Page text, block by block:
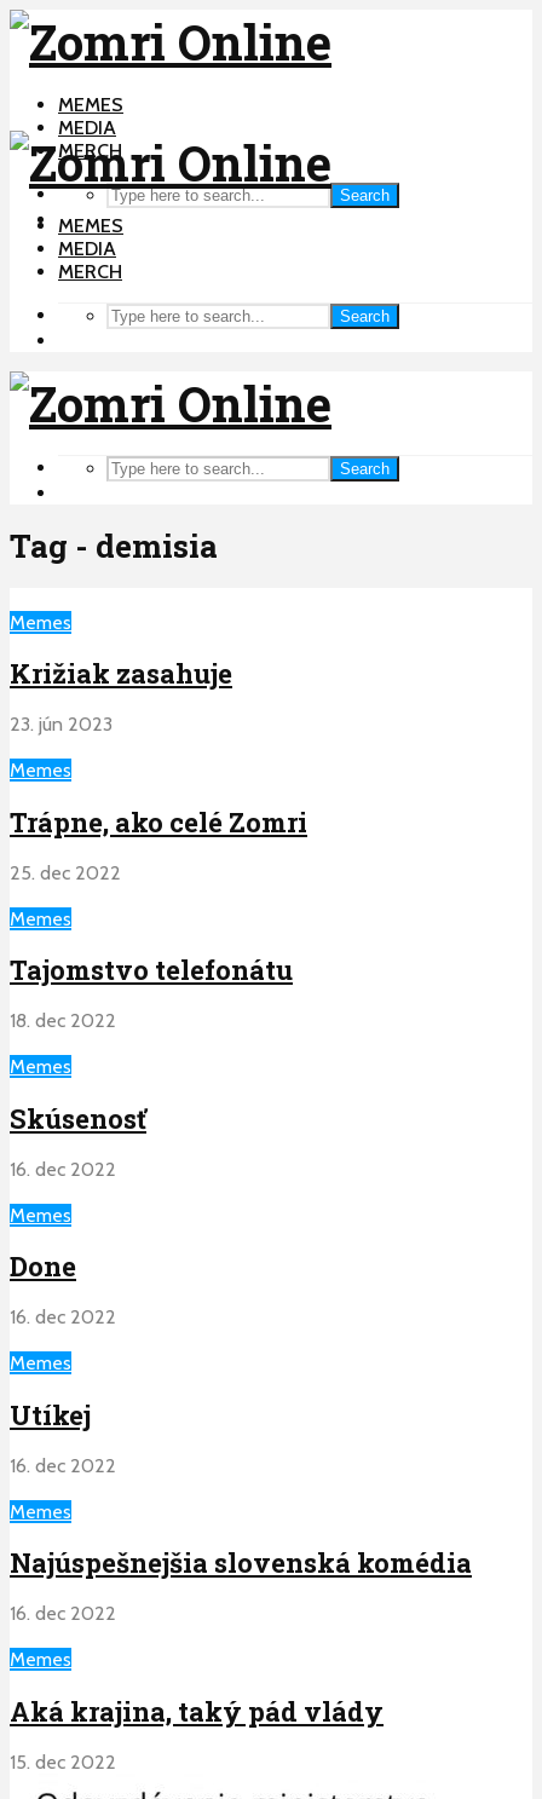
MEMES
MEDIA
MERCH
Search
MEMES
MEDIA
MERCH
Search
Search
Tag - demisia
Memes
Križiak zasahuje
23. jún 2023
Memes
Trápne, ako celé Zomri
25. dec 2022
Memes
Tajomstvo telefonátu
18. dec 2022
Memes
Skúsenosť
16. dec 2022
Memes
Done
16. dec 2022
Memes
Utíkej
16. dec 2022
Memes
Najúspešnejšia slovenská komédia
16. dec 2022
Memes
Aká krajina, taký pád vlády
15. dec 2022